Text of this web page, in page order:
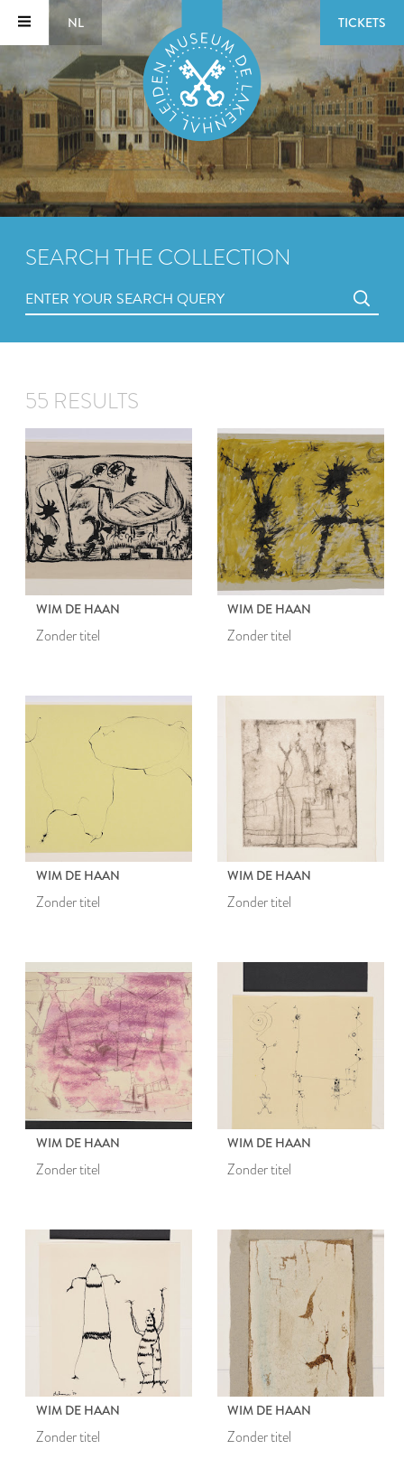
NL TICKETS
SEARCH THE COLLECTION
55 RESULTS
WIM DE HAAN
Zonder titel
WIM DE HAAN
Zonder titel
WIM DE HAAN
Zonder titel
WIM DE HAAN
Zonder titel
WIM DE HAAN
Zonder titel
WIM DE HAAN
Zonder titel
WIM DE HAAN
Zonder titel
WIM DE HAAN
Zonder titel